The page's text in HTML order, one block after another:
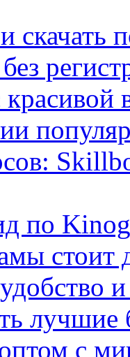
по
стоит
с